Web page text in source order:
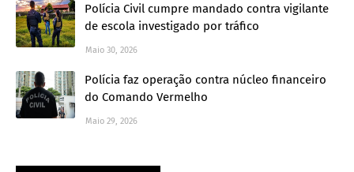
Polícia Civil cumpre mandado contra vigilante
de escola investigado por tráfico
Maio 30, 2026
Polícia faz operação contra núcleo financeiro
do Comando Vermelho
Maio 29, 2026